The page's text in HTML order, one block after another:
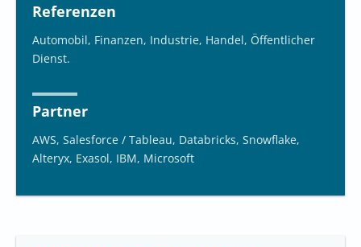
Referenzen
Automobil, Finanzen, Industrie, Handel, Öffentlicher
Dienst.
Partner
AWS, Salesforce / Tableau, Databricks, Snowflake,
Alteryx, Exasol, IBM, Microsoft